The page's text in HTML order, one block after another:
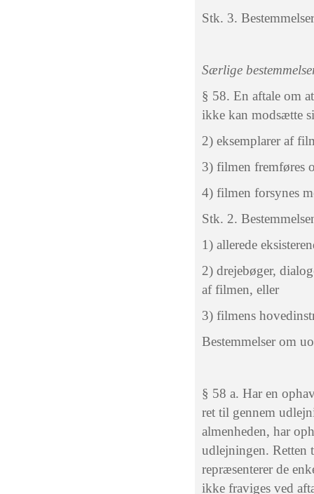
Stk. 3.
Særlige
§ 58. En aftale om
ikke kan modsætte
2) eksemplarer af
3) filmen fremføres
4) filmen forsynes
Stk. 2.
1) allerede
2) drejebøger,
af filmen, eller
3) filmens
Bestemmelser om
§ 58 a. Har en
ret til gennem
almenheden, har
udlejningen. Retten
repræsenterer de
ikke fraviges ved